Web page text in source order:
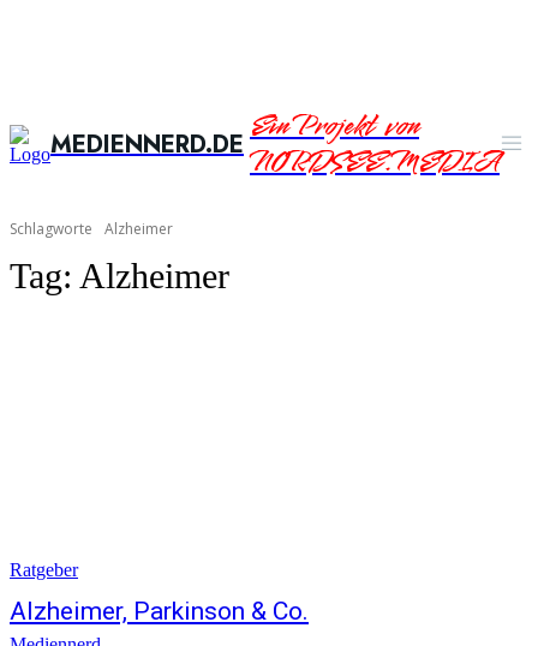
MEDIENNERD.DEEin Projekt von
NORDSEE.MEDIA
Schlagworte Alzheimer
Tag: Alzheimer
Ratgeber
Alzheimer, Parkinson & Co.